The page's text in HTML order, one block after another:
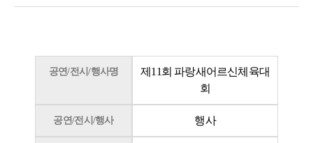
공연/전시/행사명
제11회 파랑새어르신체육대
회
공연/전시/행사 행사